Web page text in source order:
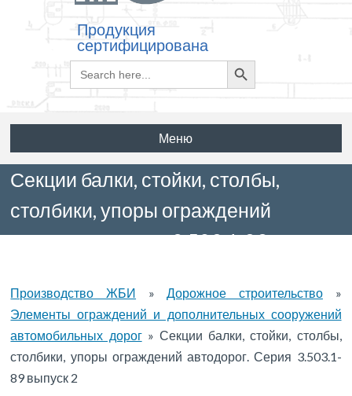
Продукция
сертифицирована
Search
for:
Search
Button
Меню
Секции балки, стойки, столбы,
столбики, упоры ограждений
автодорог. Серия 3.503.1-89 выпуск
Производство ЖБИ » Дорожное строительство»
Элементы ограждений и дополнительных сооружений
автомобильных дорог» Секции балки, стойки, столбы,
столбики, упоры ограждений автодорог. Серия 3.503.1-
89 выпуск 2